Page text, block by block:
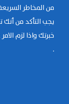
من المخاطر
يجب التأكد من
خبرتك واذا لزم
.